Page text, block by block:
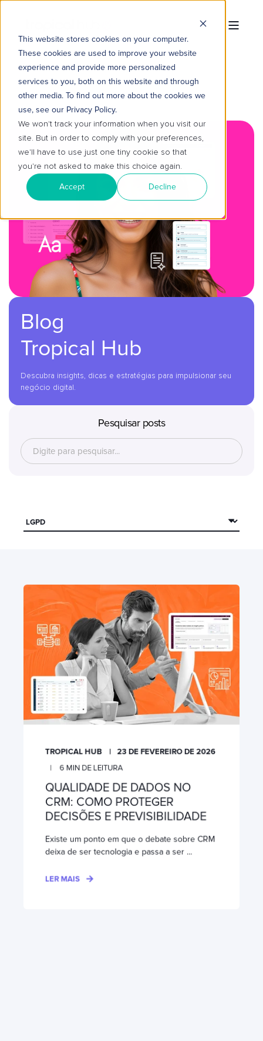
This website stores cookies on your computer.
These cookies are used to improve your website
experience and provide more personalized
services to you, both on this website and through
other media. To find out more about the cookies we
use, see our Privacy Policy.
We won't track your information when you visit our
site. But in order to comply with your preferences,
we'll have to use just one tiny cookie so that
you're not asked to make this choice again.
Accept Decline
Blog
Tropical Hub
Descubra insights, dicas e estratégias para impulsionar seu
negócio digital.
Pesquisar posts
TROPICAL HUB
23 DE FEVEREIRO DE 2026
6 MIN DE LEITURA
QUALIDADE DE DADOS NO
CRM: COMO PROTEGER
DECISÕES E PREVISIBILIDADE
Existe um ponto em que o debate sobre CRM
deixa de ser tecnologia e passa a ser ...
LER MAIS